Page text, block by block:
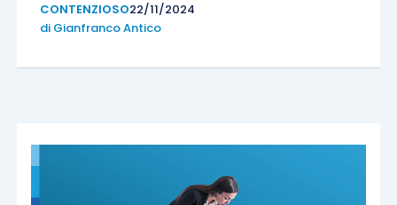
CONTENZIOSO22/11/2024
di Gianfranco Antico